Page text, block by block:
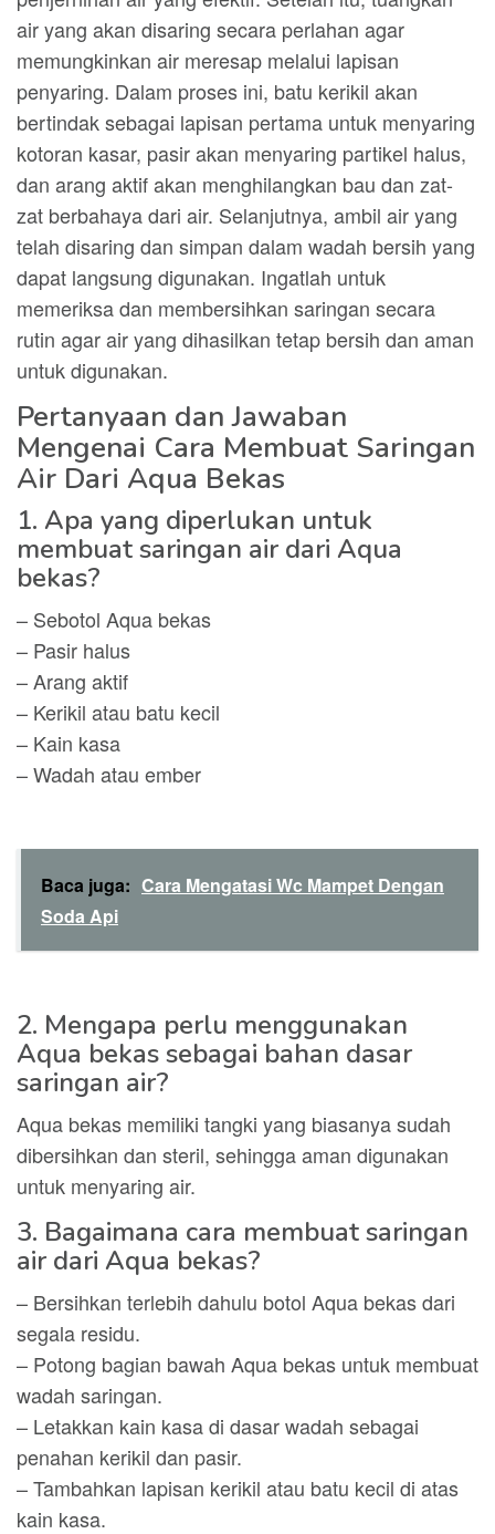
air yang akan disaring secara perlahan agar
memungkinkan air meresap melalui lapisan
penyaring. Dalam proses ini, batu kerikil akan
bertindak sebagai lapisan pertama untuk menyaring
kotoran kasar, pasir akan menyaring partikel halus,
dan arang aktif akan menghilangkan bau dan zat-
zat berbahaya dari air. Selanjutnya, ambil air yang
telah disaring dan simpan dalam wadah bersih yang
dapat langsung digunakan. Ingatlah untuk
memeriksa dan membersihkan saringan secara
rutin agar air yang dihasilkan tetap bersih dan aman
untuk digunakan.
Pertanyaan dan Jawaban
Mengenai Cara Membuat Saringan
Air Dari Aqua Bekas
1. Apa yang diperlukan untuk
membuat saringan air dari Aqua
bekas?
– Sebotol Aqua bekas
– Pasir halus
– Arang aktif
– Kerikil atau batu kecil
– Kain kasa
– Wadah atau ember
Baca juga: Cara Mengatasi Wc Mampet Dengan
Soda Api
2. Mengapa perlu menggunakan
Aqua bekas sebagai bahan dasar
saringan air?
Aqua bekas memiliki tangki yang biasanya sudah
dibersihkan dan steril, sehingga aman digunakan
untuk menyaring air.
3. Bagaimana cara membuat saringan
air dari Aqua bekas?
– Bersihkan terlebih dahulu botol Aqua bekas dari
segala residu.
– Potong bagian bawah Aqua bekas untuk membuat
wadah saringan.
– Letakkan kain kasa di dasar wadah sebagai
penahan kerikil dan pasir.
– Tambahkan lapisan kerikil atau batu kecil di atas
kain kasa.